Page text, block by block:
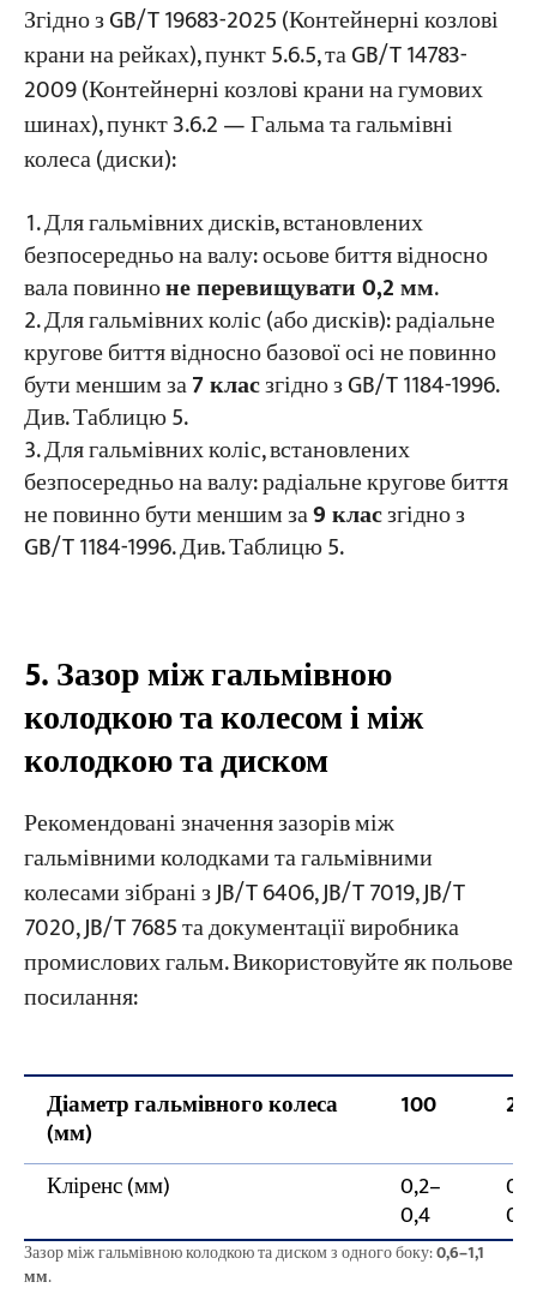
Згідно з GB/T 19683-2025 (Контейнерні козлові
крани на рейках), пункт 5.6.5, та GB/T 14783-
2009 (Контейнерні козлові крани на гумових
шинах), пункт 3.6.2 — Гальма та гальмівні
колеса (диски):
Для гальмівних дисків, встановлених
безпосередньо на валу: осьове биття відносно
вала повинноне перевищувати 0,2 мм.
Для гальмівних коліс (або дисків): радіальне
кругове биття відносно базової осі не повинно
бути меншим за7 класзгідно з GB/T 1184-1996.
Див. Таблицю 5.
Для гальмівних коліс, встановлених
безпосередньо на валу: радіальне кругове биття
не повинно бути меншим за9 класзгідно з
GB/T 1184-1996. Див. Таблицю 5.
5. Зазор між гальмівною
колодкою та колесом і між
колодкою та диском
Рекомендовані значення зазорів між
гальмівними колодками та гальмівними
колесами зібрані з JB/T 6406, JB/T 7019, JB/T
7020, JB/T 7685 та документації виробника
промислових гальм. Використовуйте як польове
посилання:
Діаметр гальмівного колеса
(мм)
100
Кліренс (мм) 0,2–
0,4 0,5
Зазор між гальмівною колодкою та диском з одного боку:0,6–1,1
мм.